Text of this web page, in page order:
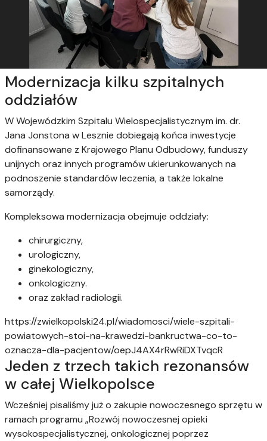
Modernizacja kilku szpitalnych
oddziałów
W Wojewódzkim Szpitalu Wielospecjalistycznym im. dr.
Jana Jonstona w Lesznie dobiegają końca inwestycje
dofinansowane z Krajowego Planu Odbudowy, funduszy
unijnych oraz innych programów ukierunkowanych na
podnoszenie standardów leczenia, a także lokalne
samorządy.
Kompleksowa modernizacja obejmuje oddziały:
chirurgiczny,
urologiczny,
ginekologiczny,
onkologiczny.
oraz zakład radiologii.
https://zwielkopolski24.pl/wiadomosci/wiele-szpitali-
powiatowych-stoi-na-krawedzi-bankructwa-co-to-
oznacza-dla-pacjentow/oepJ4AX4rRwRiDXTvqcR
Jeden z trzech takich rezonansów
w całej Wielkopolsce
Wcześniej pisaliśmy już o zakupie nowoczesnego sprzętu w
ramach programu „Rozwój nowoczesnej opieki
wysokospecjalistycznej, onkologicznej poprzez